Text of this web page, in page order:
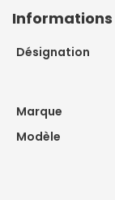
Désignation
Marque
Modèle